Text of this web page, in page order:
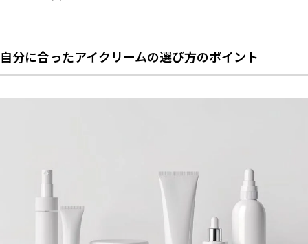
自分に合ったアイクリームの選び方のポイント